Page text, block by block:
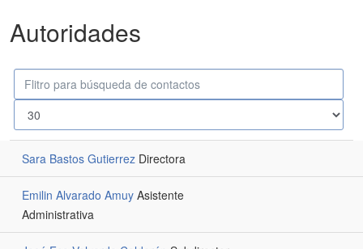
Autoridades
Despublicado Campo
'Filtrar'
Cantidad
a
Sara Bastos Gutierrez Directora
Emilin Alvarado Amuy Asistente
Administrativa